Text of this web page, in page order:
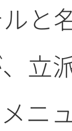
と
立
ニ